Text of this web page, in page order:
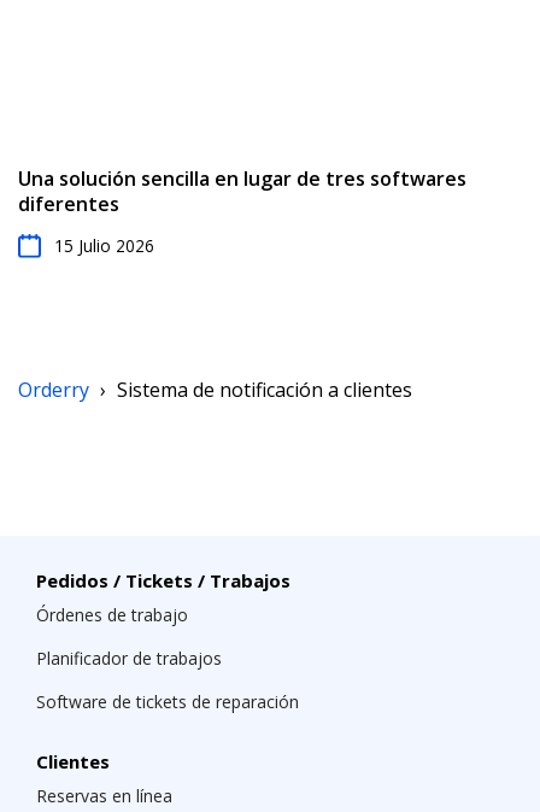
Una solución sencilla en lugar de tres softwares
diferentes
15 Julio 2026
Orderry › Sistema de notificación a clientes
Pedidos / Tickets / Trabajos
Órdenes de trabajo
Planificador de trabajos
Software de tickets de reparación
Clientes
Reservas en línea